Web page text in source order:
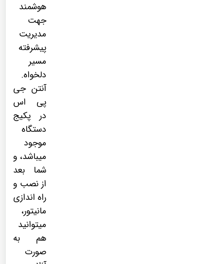
هوشمند
جهت
مدیریت
پیشرفته
مسیر
دلخواه.
آنتن جی
پی اس
در پکیج
دستگاه
موجود
میباشد، و
شما بعد
از نصب و
راه اندازی
مانیتور،
میتوانید
هم به
صورت